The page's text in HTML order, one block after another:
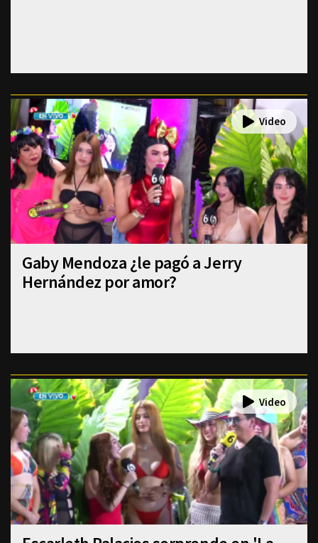
Gaby Mendoza ¿le pagó a Jerry
Hernández por amor?